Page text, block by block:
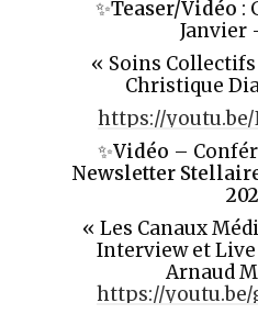
✨Teaser/Vidéo :
Janvier
« Soins
Christique
https://
✨Vidéo –
Newsletter
« Les Canaux
Interview et Live
Arnaud
https://youtu.be/